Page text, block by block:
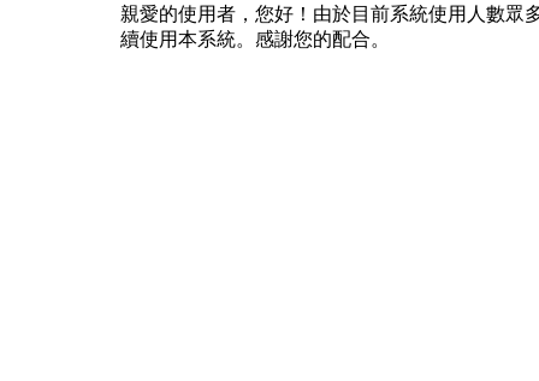
親愛的使用者，您好！由於目前系統使用人數眾
續使用本系統。感謝您的配合。